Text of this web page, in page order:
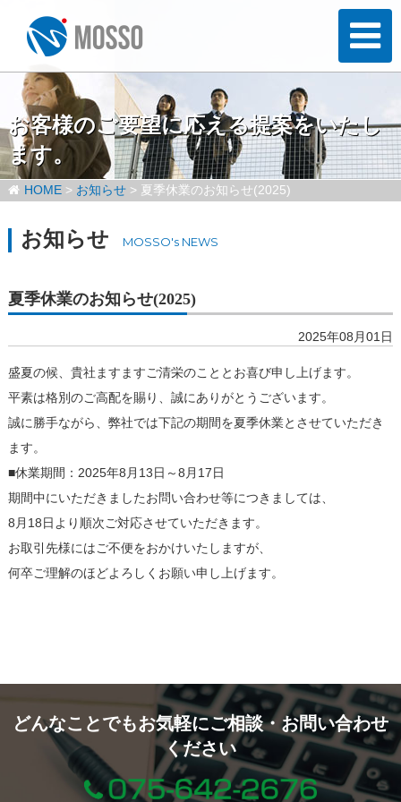
お客様のご要望に応える提案をいたし
ます。
HOME> お知らせ> 夏季休業のお知らせ(2025)
お知らせ MOSSO's NEWS
夏季休業のお知らせ(2025)
2025年08月01日
盛夏の候、貴社ますますご清栄のこととお喜び申し上げます。
平素は格別のご高配を賜り、誠にありがとうございます。
誠に勝手ながら、弊社では下記の期間を夏季休業とさせていただき
ます。
■休業期間：2025年8月13日～8月17日
期間中にいただきましたお問い合わせ等につきましては、
8月18日より順次ご対応させていただきます。
お取引先様にはご不便をおかけいたしますが、
何卒ご理解のほどよろしくお願い申し上げます。
どんなことでもお気軽にご相談・お問い合わせ
ください